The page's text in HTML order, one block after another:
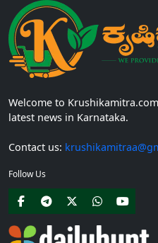
Welcome to
latest news in Karnataka.
Contact us:
Follow Us